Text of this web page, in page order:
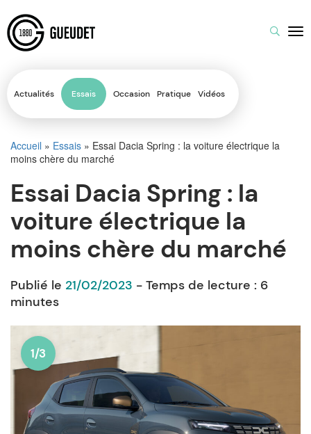
Actualités Essais Occasion Pratique Vidéos
Accueil » Essais » Essai Dacia Spring : la voiture électrique la
moins chère du marché
Essai Dacia Spring : la
voiture électrique la
moins chère du marché
Publié le 21/02/2023 - Temps de lecture : 6
minutes
1/3